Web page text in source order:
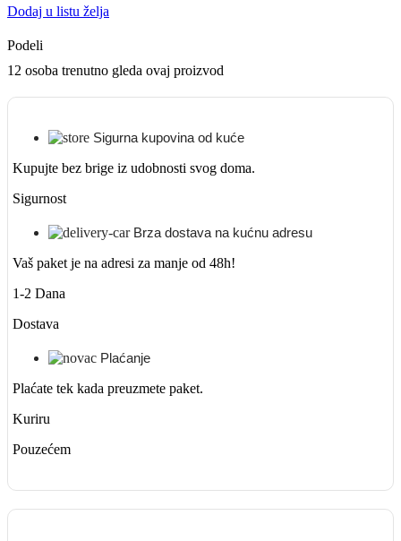
Dodaj u listu želja
Podeli
12 osoba trenutno gleda ovaj proizvod
Sigurna kupovina od kuće
Kupujte bez brige iz udobnosti svog doma.
Sigurnost
Brza dostava na kućnu adresu
Vaš paket je na adresi za manje od 48h!
1-2 Dana
Dostava
Plaćanje
Plaćate tek kada preuzmete paket.
Kuriru
Pouzećem